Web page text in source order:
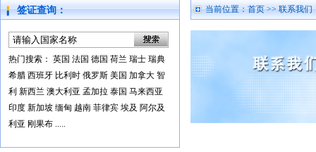
签证查询：
热门搜索： 英国 法国 德国 荷兰 瑞士 瑞典
希腊 西班牙 比利时 俄罗斯 美国 加拿大 智
利 新西兰 澳大利亚 孟加拉 泰国 马来西亚
印度 新加坡 缅甸 越南 菲律宾 埃及 阿尔及
利亚 刚果布 .....
当前位置：首页>> 联系我们